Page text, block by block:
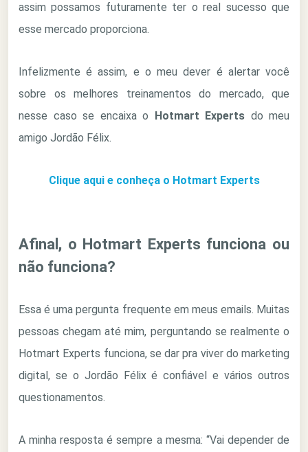
assim possamos futuramente ter o real sucesso que
esse mercado proporciona.
Infelizmente é assim, e o meu dever é alertar você
sobre os melhores treinamentos do mercado, que
nesse caso se encaixa o Hotmart Experts do meu
amigo Jordão Félix.
Clique aqui e conheça o Hotmart Experts
Afinal, o Hotmart Experts funciona ou
não funciona?
Essa é uma pergunta frequente em meus emails. Muitas
pessoas chegam até mim, perguntando se realmente o
Hotmart Experts funciona, se dar pra viver do marketing
digital, se o Jordão Félix é confiável e vários outros
questionamentos.
A minha resposta é sempre a mesma: “Vai depender de